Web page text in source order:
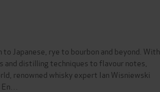
Japanese, rye to bourbon and beyond. With
distilling techniques to flavour notes,
renowned whisky expert Ian Wisniewski